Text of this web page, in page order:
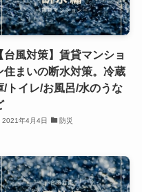
【台風対策】賃貸マンショ
住まいの断水対策。冷蔵
/トイレ/お風呂/水のうな
2021年4月4日 防災